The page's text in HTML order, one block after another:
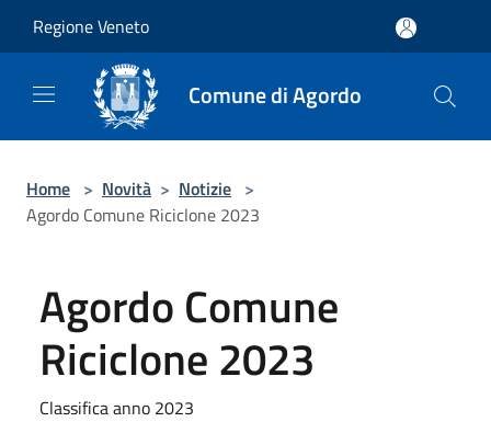
Regione Veneto
Comune di Agordo
Home > Novità > Notizie >
Agordo Comune Riciclone 2023
Agordo Comune
Riciclone 2023
Classifica anno 2023